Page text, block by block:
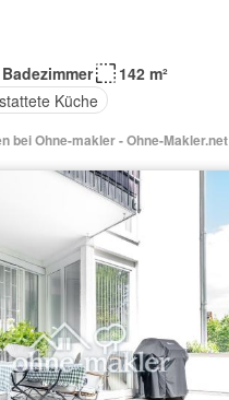
142 m²
Küche
bei Ohne-makler - Ohne-Makler.net